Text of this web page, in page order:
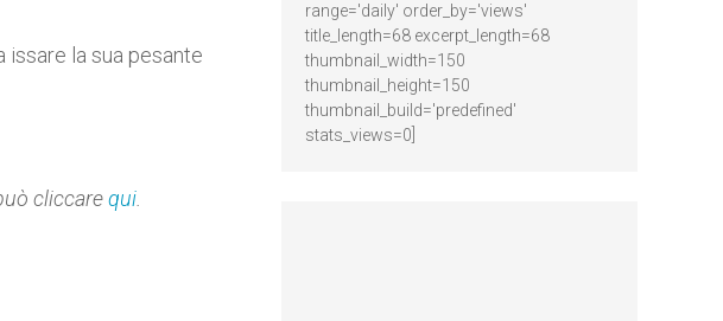
la sua pesante
cliccarequi
range='daily' order_by='views'
title_length=68 excerpt_length=68
thumbnail_width=150
thumbnail_height=150
thumbnail_build='predefined'
stats_views=0]